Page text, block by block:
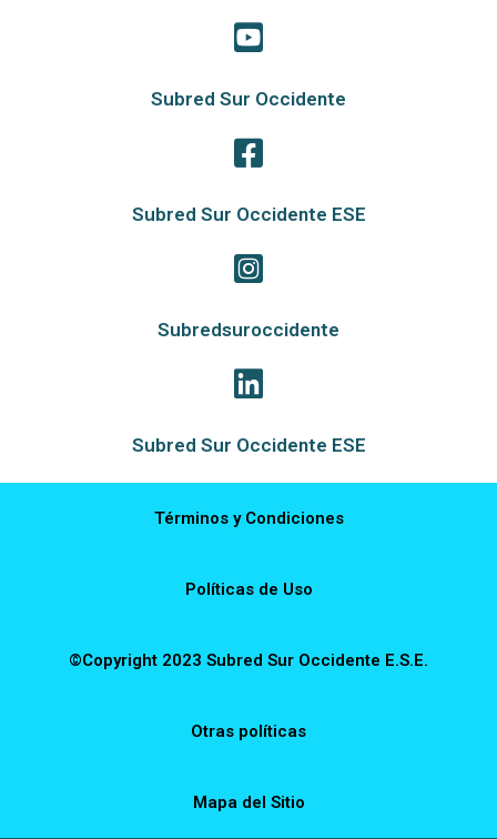
Subred Sur Occidente
Subred Sur Occidente ESE
Subredsuroccidente
Subred Sur Occidente ESE
Términos y Condiciones
Políticas de Uso
©Copyright 2023 Subred Sur Occidente E.S.E.
Otras políticas
Mapa del Sitio